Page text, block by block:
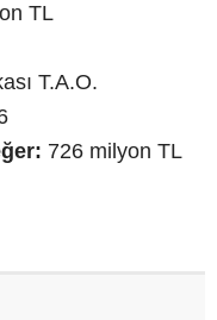
TL
T.A.O.
726 milyon TL